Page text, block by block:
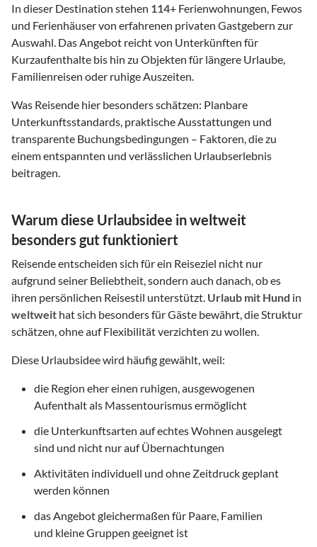
In dieser Destination stehen 114+ Ferienwohnungen, Fewos
und Ferienhäuser von erfahrenen privaten Gastgebern zur
Auswahl. Das Angebot reicht von Unterkünften für
Kurzaufenthalte bis hin zu Objekten für längere Urlaube,
Familienreisen oder ruhige Auszeiten.
Was Reisende hier besonders schätzen: Planbare
Unterkunftsstandards, praktische Ausstattungen und
transparente Buchungsbedingungen – Faktoren, die zu
einem entspannten und verlässlichen Urlaubserlebnis
beitragen.
Warum diese Urlaubsidee in weltweit
besonders gut funktioniert
Reisende entscheiden sich für ein Reiseziel nicht nur
aufgrund seiner Beliebtheit, sondern auch danach, ob es
ihren persönlichen Reisestil unterstützt. Urlaub mit Hund in
weltweit hat sich besonders für Gäste bewährt, die Struktur
schätzen, ohne auf Flexibilität verzichten zu wollen.
Diese Urlaubsidee wird häufig gewählt, weil:
die Region eher einen ruhigen, ausgewogenen
Aufenthalt als Massentourismus ermöglicht
die Unterkunftsarten auf echtes Wohnen ausgelegt
sind und nicht nur auf Übernachtungen
Aktivitäten individuell und ohne Zeitdruck geplant
werden können
das Angebot gleichermaßen für Paare, Familien
und kleine Gruppen geeignet ist